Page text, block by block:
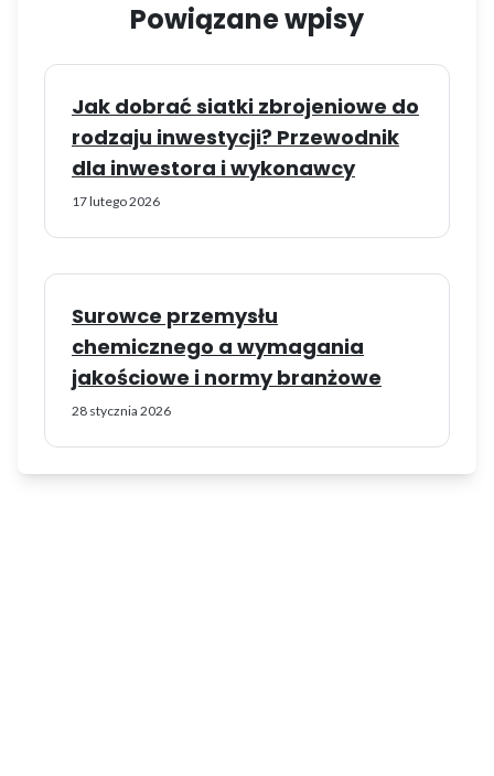
Powiązane wpisy
Jak dobrać siatki zbrojeniowe do
rodzaju inwestycji? Przewodnik
dla inwestora i wykonawcy
17 lutego 2026
Surowce przemysłu
chemicznego a wymagania
jakościowe i normy branżowe
28 stycznia 2026